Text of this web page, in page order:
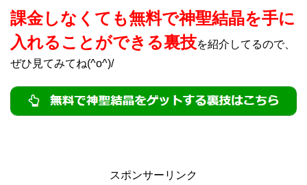
課金しなくても無料で神聖結晶を手に
入れることができる裏技を紹介してるので、
ぜひ見てみてね(^o^)/
スポンサーリンク